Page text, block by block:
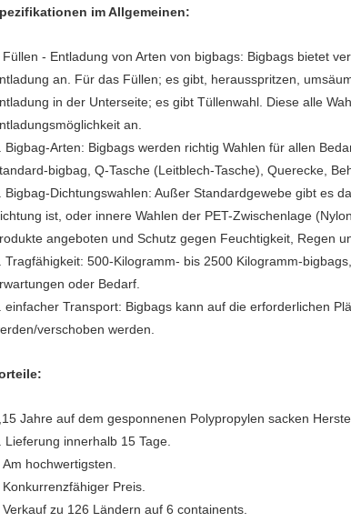
im Allgemeinen:
Füllen - Entladung von Arten von bigbags: Bigbags bietet
an. Für das Füllen; es gibt, herausspritzen,
in der Unterseite; es gibt Tüllenwahl. Diese alle
an.
Bigbag-Arten: Bigbags werden richtig Wahlen für allen
bigbag, Q-Tasche (Leitblech-Tasche), Querecke,
Bigbag-Dichtungswahlen: Außer Standardgewebe gibt es
ist, oder innere Wahlen der PET-Zwischenlage
angeboten und Schutz gegen Feuchtigkeit, Regen
Tragfähigkeit: 500-Kilogramm- bis 2500 Kilogramm-
oder Bedarf.
einfacher Transport: Bigbags kann auf die erforderlichen
verschoben werden.
Jahre auf dem gesponnenen Polypropylen sacken
Lieferung innerhalb 15 Tage.
Am hochwertigsten.
Konkurrenzfähiger Preis.
Verkauf zu 126 Ländern auf 6 containents.